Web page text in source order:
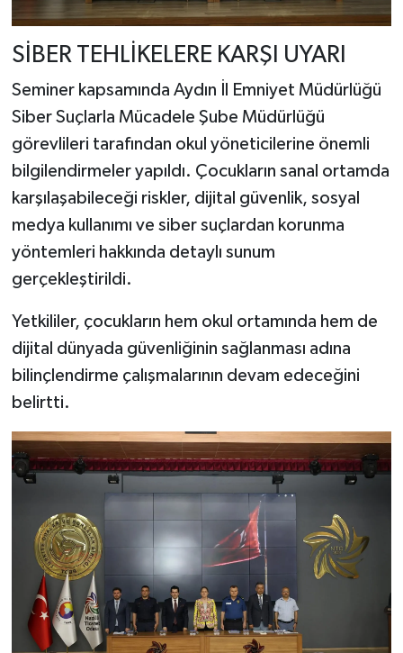
SİBER TEHLİKELERE KARŞI UYARI
Seminer kapsamında Aydın İl Emniyet Müdürlüğü
Siber Suçlarla Mücadele Şube Müdürlüğü
görevlileri tarafından okul yöneticilerine önemli
bilgilendirmeler yapıldı. Çocukların sanal ortamda
karşılaşabileceği riskler, dijital güvenlik, sosyal
medya kullanımı ve siber suçlardan korunma
yöntemleri hakkında detaylı sunum
gerçekleştirildi.
Yetkililer, çocukların hem okul ortamında hem de
dijital dünyada güvenliğinin sağlanması adına
bilinçlendirme çalışmalarının devam edeceğini
belirtti.